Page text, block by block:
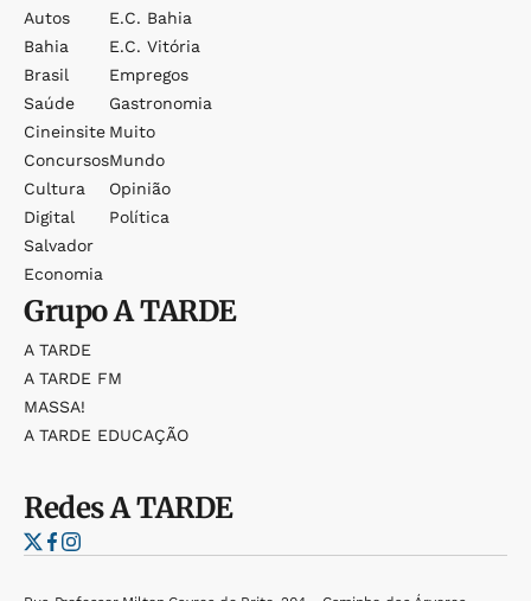
Autos
Bahia
Brasil
Saúde
Cineinsite
Concursos
Cultura
Digital
Salvador
Economia
E.c. Bahia
E.c. Vitória
Empregos
Gastronomia
Muito
Mundo
Opinião
Política
GrupoA TARDE
A TARDE
A TARDE FM
MASSA!
A TARDE EDUCAÇÃO
RedesA TARDE